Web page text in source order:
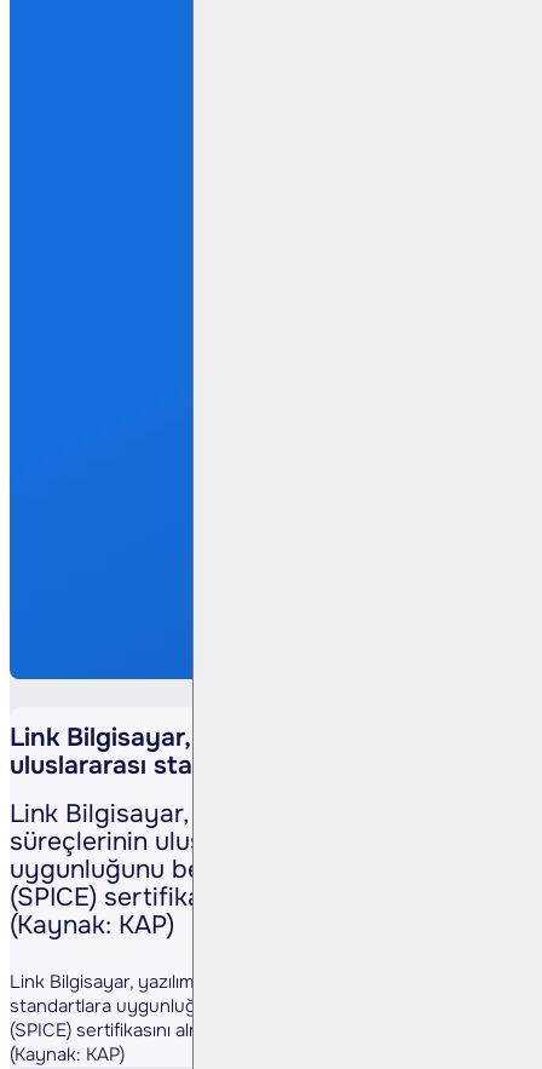
Link Bilgisayar, yazılım süreçlerinde
uluslararası standart belgesi aldı
Link Bilgisayar, yazılım geliştirme
süreçlerinin uluslararası standartlara
uygunluğunu belgeleyen ISO/IEC 15504
(SPICE) sertifikasını almaya hak kazandı.
(Kaynak: KAP)
Link Bilgisayar, yazılım geliştirme süreçlerinin uluslararası
standartlara uygunluğunu belgeleyen ISO/IEC 15504
(SPICE) sertifikasını almaya hak kazandı.
(Kaynak: KAP)